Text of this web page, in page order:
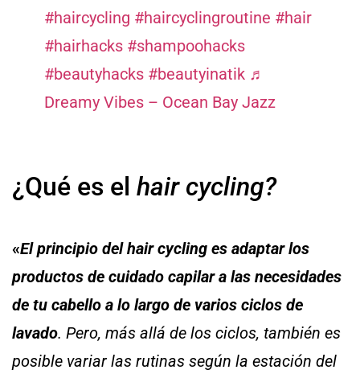
#haircycling #haircyclingroutine #hair
#hairhacks #shampoohacks
#beautyhacks #beautyinatik ♬
Dreamy Vibes – Ocean Bay Jazz
¿Qué es el hair cycling?
«El principio del hair cycling es adaptar los
productos de cuidado capilar a las necesidades
de tu cabello a lo largo de varios ciclos de
lavado. Pero, más allá de los ciclos, también es
posible variar las rutinas según la estación del